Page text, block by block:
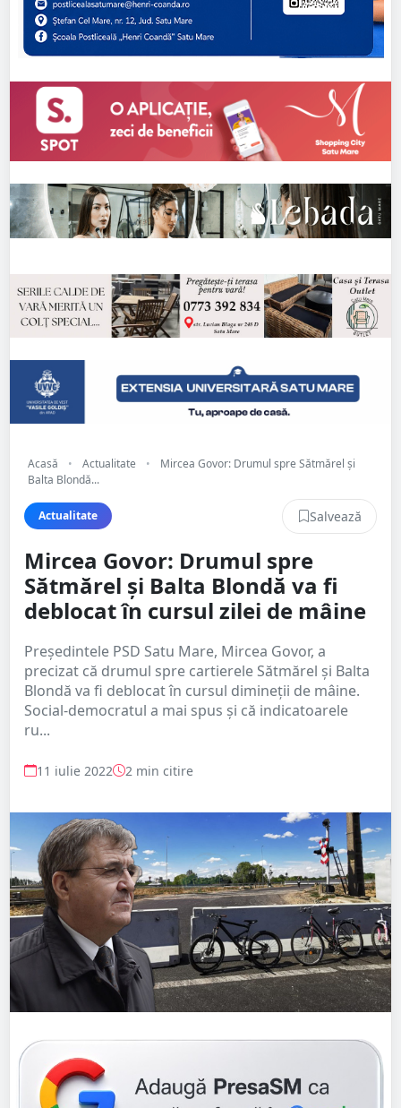
Acasă • Actualitate •
Mircea Govor: Drumul spre Sătmărel și
Balta Blondă...
Actualitate Salvează
Mircea Govor: Drumul spre
Sătmărel și Balta Blondă va fi
deblocat în cursul zilei de mâine
Președintele PSD Satu Mare, Mircea Govor, a
precizat că drumul spre cartierele Sătmărel și Balta
Blondă va fi deblocat în cursul dimineții de mâine.
Social-democratul a mai spus și că indicatoarele
ru...
11 iulie 2022 2 min citire